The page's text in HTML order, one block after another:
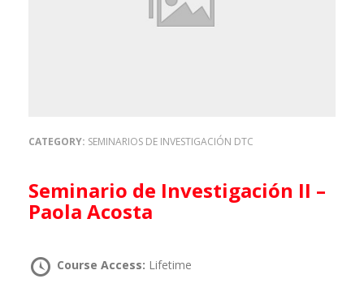
CATEGORY: SEMINARIOS DE INVESTIGACIÓN DTC
Seminario de Investigación II –
Paola Acosta
Course Access: Lifetime